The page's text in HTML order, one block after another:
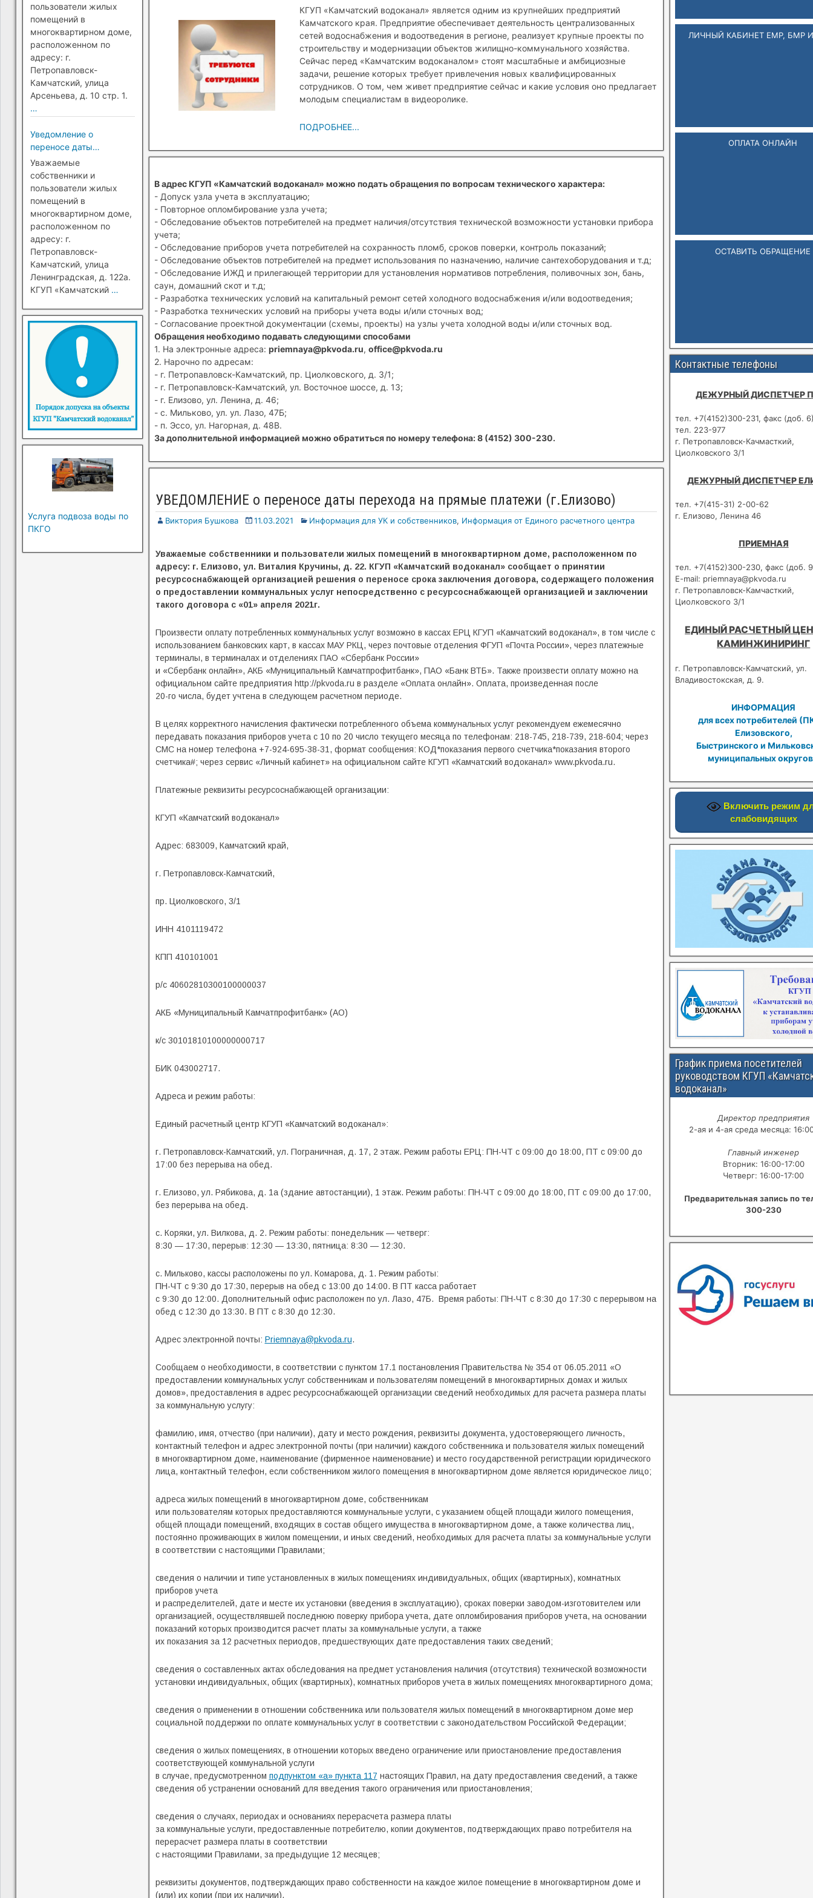
КГУП «Камчатский водоканал» является одним из крупнейших предприятий
Камчатского края. Предприятие обеспечивает деятельность централизованных
сетей водоснабжения и водоотведения в регионе, реализует крупные проекты по
строительству и модернизации объектов жилищно-коммунального хозяйства.
Сейчас перед «Камчатским водоканалом» стоят масштабные и амбициозные
задачи, решение которых требует привлечения новых квалифицированных
сотрудников. О том, чем живет предприятие сейчас и какие условия оно предлагает
молодым специалистам в видеоролике.
ПОДРОБНЕЕ...
В адрес КГУП «Камчатский водоканал» можно подать обращения по вопросам технического характера:
- Допуск узла учета в эксплуатацию;
- Повторное опломбирование узла учета;
- Обследование объектов потребителей на предмет наличия/отсутствия технической возможности установки прибора
учета;
- Обследование приборов учета потребителей на сохранность пломб, сроков поверки, контроль показаний;
- Обследование объектов потребителей на предмет использования по назначению, наличие сантехоборудования и т.д;
- Обследование ИЖД и прилегающей территории для установления нормативов потребления, поливочных зон, бань,
саун, домашний скот и т.д;
- Разработка технических условий на капитальный ремонт сетей холодного водоснабжения и/или водоотведения;
- Разработка технических условий на приборы учета воды и/или сточных вод;
- Согласование проектной документации (схемы, проекты) на узлы учета холодной воды и/или сточных вод.
Обращения необходимо подавать следующими способами
1. На электронные адреса: priemnaya@pkvoda.ru, office@pkvoda.ru
2. Нарочно по адресам:
- г. Петропавловск-Камчатский, пр. Циолковского, д. 3/1;
- г. Петропавловск-Камчатский, ул. Восточное шоссе, д. 13;
- г. Елизово, ул. Ленина, д. 46;
- с. Мильково, ул. ул. Лазо, 47Б;
- п. Эссо, ул. Нагорная, д. 48В.
За дополнительной информацией можно обратиться по номеру телефона: 8 (4152) 300-230.
УВЕДОМЛЕНИЕ о переносе даты перехода на прямые платежи (г.Елизово)
Виктория Бушкова 11.03.2021 Информация для УК и собственников, Информация от Единого расчетного центра
Уважаемые собственники и пользователи жилых помещений в многоквартирном доме, расположенном по
адресу: г. Елизово, ул. Виталия Кручины, д. 22. КГУП «Камчатский водоканал» сообщает о принятии
ресурсоснабжающей организацией решения о переносе срока заключения договора, содержащего положения
о предоставлении коммунальных услуг непосредственно с ресурсоснабжающей организацией и заключении
такого договора с «01» апреля 2021г.
Произвести оплату потребленных коммунальных услуг возможно в кассах ЕРЦ КГУП «Камчатский водоканал», в том числе с
использованием банковских карт, в кассах МАУ РКЦ, через почтовые отделения ФГУП «Почта России», через платежные
терминалы, в терминалах и отделениях ПАО «Сбербанк России»
и «Сбербанк онлайн», АКБ «Муниципальный Камчатпрофитбанк», ПАО «Банк ВТБ». Также произвести оплату можно на
официальном сайте предприятия http://pkvoda.ru в разделе «Оплата онлайн». Оплата, произведенная после
20-го числа, будет учтена в следующем расчетном периоде.
В целях корректного начисления фактически потребленного объема коммунальных услуг рекомендуем ежемесячно
передавать показания приборов учета с 10 по 20 число текущего месяца по телефонам: 218-745, 218-739, 218-604; через
СМС на номер телефона +7-924-695-38-31, формат сообщения: КОД*показания первого счетчика*показания второго
счетчика#; через сервис «Личный кабинет» на официальном сайте КГУП «Камчатский водоканал» www.pkvoda.ru.
Платежные реквизиты ресурсоснабжающей организации:
КГУП «Камчатский водоканал»
Адрес: 683009, Камчатский край,
г. Петропавловск-Камчатский,
пр. Циолковского, 3/1
ИНН 4101119472
КПП 410101001
р/с 40602810300100000037
АКБ «Муниципальный Камчатпрофитбанк» (АО)
к/с 30101810100000000717
БИК 043002717.
Адреса и режим работы:
Единый расчетный центр КГУП «Камчатский водоканал»:
г. Петропавловск-Камчатский, ул. Пограничная, д. 17, 2 этаж. Режим работы ЕРЦ: ПН-ЧТ с 09:00 до 18:00, ПТ с 09:00 до
17:00 без перерыва на обед.
г. Елизово, ул. Рябикова, д. 1а (здание автостанции), 1 этаж. Режим работы: ПН-ЧТ с 09:00 до 18:00, ПТ с 09:00 до 17:00,
без перерыва на обед.
с. Коряки, ул. Вилкова, д. 2. Режим работы: понедельник — четверг:
8:30 — 17:30, перерыв: 12:30 — 13:30, пятница: 8:30 — 12:30.
с. Мильково, кассы расположены по ул. Комарова, д. 1. Режим работы:
ПН-ЧТ с 9:30 до 17:30, перерыв на обед с 13:00 до 14:00. В ПТ касса работает
с 9:30 до 12:00. Дополнительный офис расположен по ул. Лазо, 47Б. Время работы: ПН-ЧТ с 8:30 до 17:30 с перерывом на
обед с 12:30 до 13:30. В ПТ с 8:30 до 12:30.
Адрес электронной почты: Priemnaya@pkvoda.ru.
Сообщаем о необходимости, в соответствии с пунктом 17.1 постановления Правительства № 354 от 06.05.2011 «О
предоставлении коммунальных услуг собственникам и пользователям помещений в многоквартирных домах и жилых
домов», предоставления в адрес ресурсоснабжающей организации сведений необходимых для расчета размера платы
за коммунальную услугу:
фамилию, имя, отчество (при наличии), дату и место рождения, реквизиты документа, удостоверяющего личность,
контактный телефон и адрес электронной почты (при наличии) каждого собственника и пользователя жилых помещений
в многоквартирном доме, наименование (фирменное наименование) и место государственной регистрации юридического
лица, контактный телефон, если собственником жилого помещения в многоквартирном доме является юридическое лицо;
адреса жилых помещений в многоквартирном доме, собственникам
или пользователям которых предоставляются коммунальные услуги, с указанием общей площади жилого помещения,
общей площади помещений, входящих в состав общего имущества в многоквартирном доме, а также количества лиц,
постоянно проживающих в жилом помещении, и иных сведений, необходимых для расчета платы за коммунальные услуги
в соответствии с настоящими Правилами;
сведения о наличии и типе установленных в жилых помещениях индивидуальных, общих (квартирных), комнатных
приборов учета
и распределителей, дате и месте их установки (введения в эксплуатацию), сроках поверки заводом-изготовителем или
организацией, осуществлявшей последнюю поверку прибора учета, дате опломбирования приборов учета, на основании
показаний которых производится расчет платы за коммунальные услуги, а также
их показания за 12 расчетных периодов, предшествующих дате предоставления таких сведений;
сведения о составленных актах обследования на предмет установления наличия (отсутствия) технической возможности
установки индивидуальных, общих (квартирных), комнатных приборов учета в жилых помещениях многоквартирного дома;
сведения о применении в отношении собственника или пользователя жилых помещений в многоквартирном доме мер
социальной поддержки по оплате коммунальных услуг в соответствии с законодательством Российской Федерации;
сведения о жилых помещениях, в отношении которых введено ограничение или приостановление предоставления
соответствующей коммунальной услуги
в случае, предусмотренном подпунктом «а» пункта 117 настоящих Правил, на дату предоставления сведений, а также
сведения об устранении оснований для введения такого ограничения или приостановления;
сведения о случаях, периодах и основаниях перерасчета размера платы
за коммунальные услуги, предоставленные потребителю, копии документов, подтверждающих право потребителя на
перерасчет размера платы в соответствии
с настоящими Правилами, за предыдущие 12 месяцев;
реквизиты документов, подтверждающих право собственности на каждое жилое помещение в многоквартирном доме и
(или) их копии (при их наличии).
Петропавловск-
Камчатский)
пользователи жилых
помещений в
многоквартирном доме,
расположенном по
адресу: г.
Петропавловск-
Камчатский, улица
Арсеньева, д. 10 стр. 1.
…
Уведомление о
переносе даты
перехода на прямые
платежи (г.
Петропавловск-
Камчатский)
Уважаемые
собственники и
пользователи жилых
помещений в
многоквартирном доме,
расположенном по
адресу: г.
Петропавловск-
Камчатский, улица
Ленинградская, д. 122а.
КГУП «Камчатский …
Услуга подвоза воды по
ПКГО
ЛИЧНЫЙ КАБИНЕТ ЕМР, БМР
ОПЛАТА ОНЛАЙН
ОСТАВИТЬ ОБРАЩЕНИЕ
Контактные телефоны
ДЕЖУРНЫЙ ДИСПЕТЧЕР
тел. +7(4152)300-231, факс (доб.
тел. 223-977
г. Петропавловск-Качмасткий,
Циолковского 3/1
ДЕЖУРНЫЙ ДИСПЕТЧЕР
тел. +7(415-31) 2-00-62
г. Елизово, Ленина 46
ПРИЕМНАЯ
тел. +7(4152)300-230, факс (доб.
E-mail: priemnaya@pkvoda.ru
г. Петропавловск-Камчасткий,
Циолковского 3/1
ЕДИНЫЙ РАСЧЕТНЫЙ
КАМИНЖИНИРИНГ
г. Петропавловск-Камчатский, ул.
Владивостокская, д. 9.
ИНФОРМАЦИЯ
для всех потребителей
Елизовского,
Быстринского и
муниципальных
Включить режим
слабовидящих
График приема посетителей
руководством КГУП
водоканал»
Директор предприятия
2-ая и 4-ая среда месяца:
Главный инженер
Вторник: 16:00-17:00
Четверг: 16:00-17:00
Предварительная запись по
300-230
В квитанциях ошибки, в
сотрудники управляющей хамят?
Расскажите о проблемах с ЖКХ